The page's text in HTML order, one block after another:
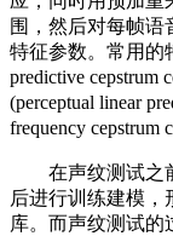
围，然后对每帧语
特征参数。常用的
predictive
(perceptual linear
frequency cepstrum
在声纹测试之前
后进行训练建模，
库。而声纹测试的